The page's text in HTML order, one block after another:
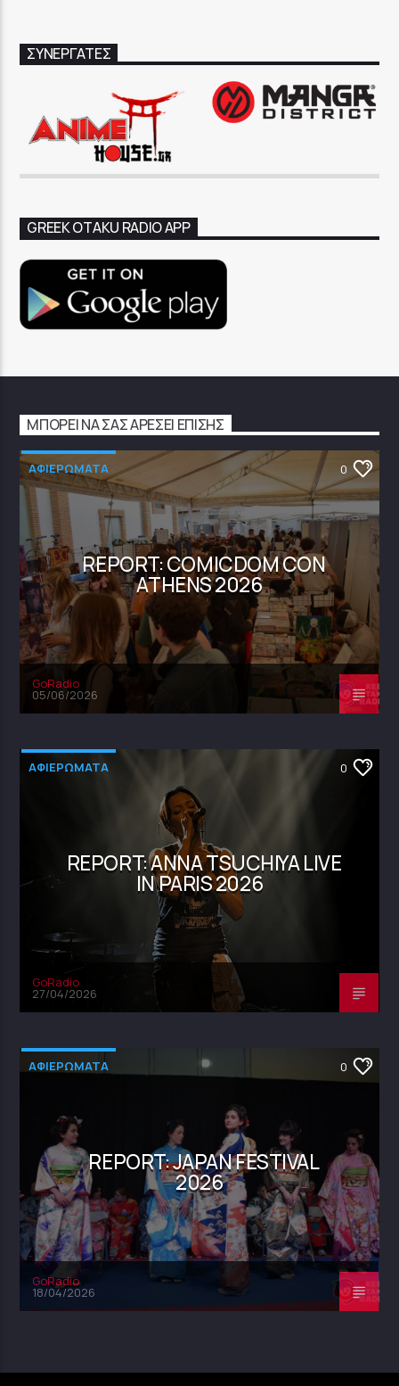
ΣΥΝΕΡΓΑΤΕΣ
GREEK OTAKU RADIO APP
ΜΠΟΡΕΊ ΝΑ ΣΑΣ ΑΡΈΣΕΙ ΕΠΊΣΗΣ
ΑΦΙΕΡΩΜΑΤΑ 0
REPORT: COMICDOM CON
ATHENS 2026
GoRadio
05/06/2026
ΑΦΙΕΡΩΜΑΤΑ 0
REPORT: ANNA TSUCHIYA LIVE
IN PARIS 2026
GoRadio
27/04/2026
ΑΦΙΕΡΩΜΑΤΑ 0
REPORT: JAPAN FESTIVAL
2026
GoRadio
18/04/2026